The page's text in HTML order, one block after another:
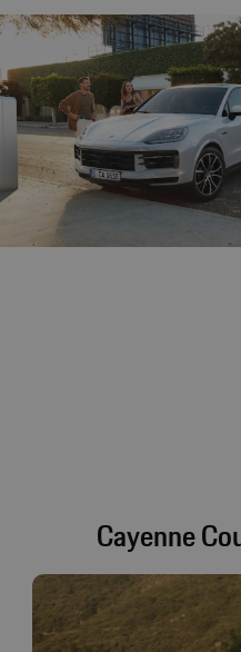
Cayenne